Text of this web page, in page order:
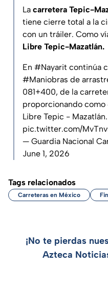
La carretera Tepic-
tiene cierre total a la
con un tráiler. Como
Libre Tepic-Mazatlán.
En #Nayarit continúa
#Maniobras de
081+400, de la
proporcionando como
Libre Tepic -
pic.twitter.com/
— Guardia Nacional
June 1, 2026
Tags relacionados
Carreteras en México
¡No te pierdas
Azteca